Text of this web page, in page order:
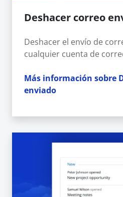
Deshacer correo
Deshacer el envío de
cualquier cuenta de
Más información sobre
enviado